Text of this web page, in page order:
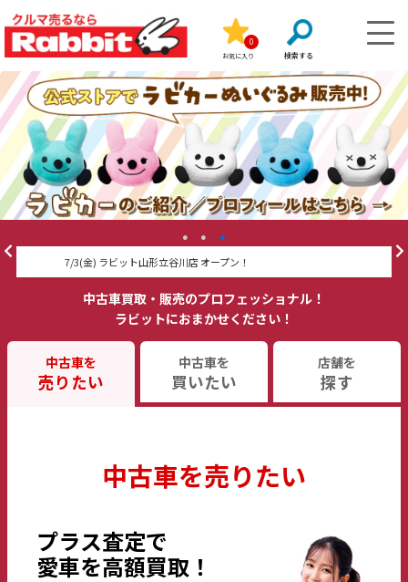
お気に入り
0
7/3(金) ラビット山形立谷川店 オープン！
中古車買取・販売のプロフェッショナル！
ラビットにおまかせください！
中古車を
売りたい
中古車を
買いたい
店舗を
探す
中古車を売りたい
プラス査定で
愛車を高額買取！